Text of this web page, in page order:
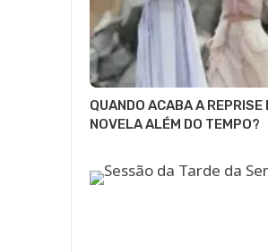
QUANDO ACABA A REPRISE
NOVELA ALÉM DO TEMPO?